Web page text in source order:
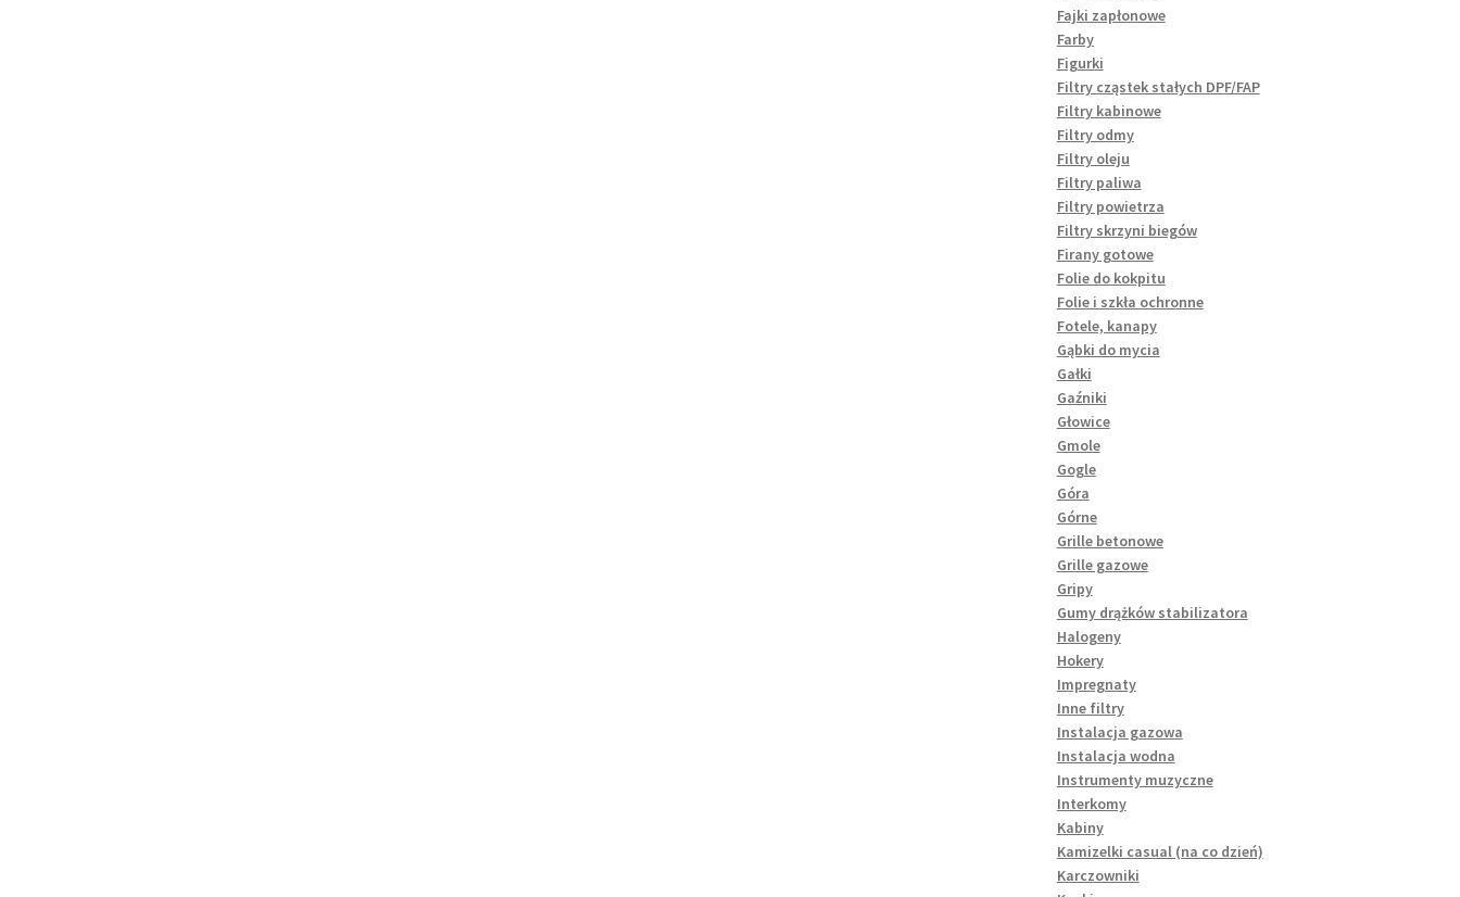
Fajki zapłonowe
Farby
Figurki
Filtry cząstek stałych DPF/FAP
Filtry kabinowe
Filtry odmy
Filtry oleju
Filtry paliwa
Filtry powietrza
Filtry skrzyni biegów
Firany gotowe
Folie do kokpitu
Folie i szkła ochronne
Fotele, kanapy
Gąbki do mycia
Gałki
Gaźniki
Głowice
Gmole
Gogle
Góra
Górne
Grille betonowe
Grille gazowe
Gripy
Gumy drążków stabilizatora
Halogeny
Hokery
Impregnaty
Inne filtry
Instalacja gazowa
Instalacja wodna
Instrumenty muzyczne
Interkomy
Kabiny
Kamizelki casual (na co dzień)
Karczowniki